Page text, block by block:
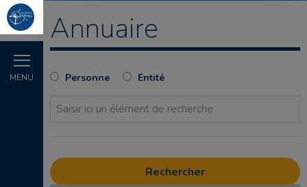
MENU
Annuaire
Personne Entité